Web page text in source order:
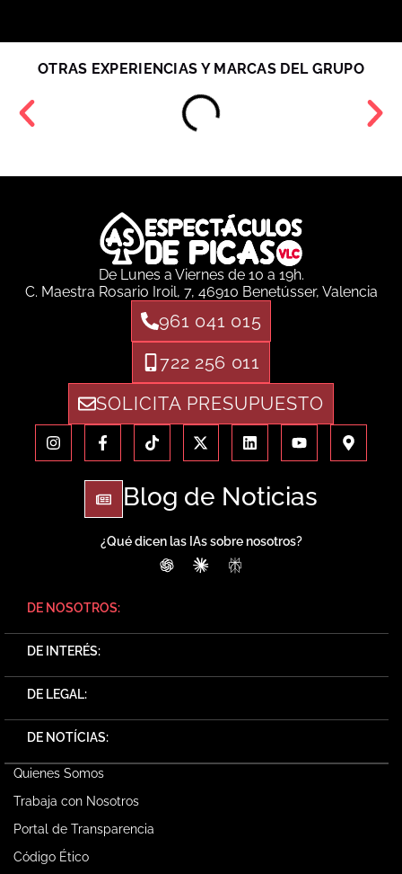
OTRAS EXPERIENCIAS Y MARCAS DEL GRUPO
De Lunes a Viernes de 10 a 19h.
C. Maestra Rosario Iroil, 7, 46910 Benetússer, Valencia
961 041 015
722 256 011
SOLICITA PRESUPUESTO
Blog de Noticias
¿Qué dicen las IAs sobre nosotros?
ChatGPTClaudePerplexity
DE NOSOTROS:
DE INTERÉS:
DE LEGAL:
DE NOTÍCIAS:
Quienes Somos
Trabaja con Nosotros
Portal de Transparencia
Código Ético